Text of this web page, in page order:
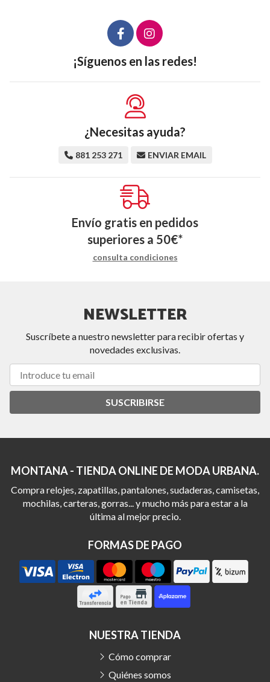
¡Síguenos en las redes!
¿Necesitas ayuda?
881 253 271 ENVIAR EMAIL
Envío gratis en pedidos
superiores a 50€*
consulta condiciones
NEWSLETTER
Suscríbete a nuestro newsletter para recibir ofertas y
novedades exclusivas.
SUSCRIBIRSE
MONTANA - TIENDA ONLINE DE MODA URBANA.
Compra relojes, zapatillas, pantalones, sudaderas, camisetas,
mochilas, carteras, gorras... y mucho más para estar a la
última al mejor precio.
FORMAS DE PAGO
NUESTRA TIENDA
Cómo comprar
Quiénes somos